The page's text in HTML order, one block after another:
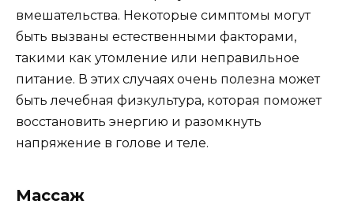
вмешательства. Некоторые симптомы могут
быть вызваны естественными факторами,
такими как утомление или неправильное
питание. В этих случаях очень полезна может
быть лечебная физкультура, которая поможет
восстановить энергию и разомкнуть
напряжение в голове и теле.
Массаж